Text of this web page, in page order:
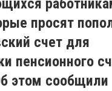
просят
счет для
пенсионного
этом сообщили